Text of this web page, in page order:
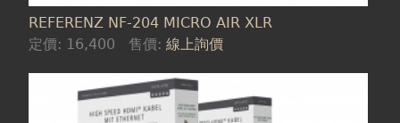
REFERENZ NF-204 MICRO AIR XLR
定價: 16,400 售價:線上詢價